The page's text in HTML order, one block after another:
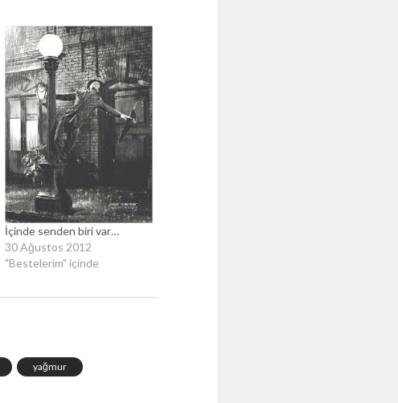
İçinde senden biri var…
30 Ağustos 2012
"Bestelerim" içinde
yağmur